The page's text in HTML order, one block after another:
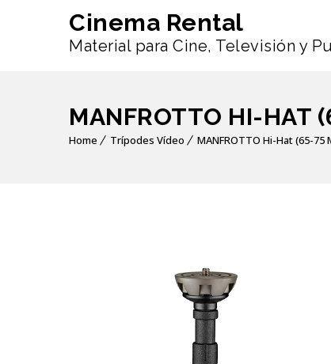
Cinema Rental
Material para Cine, Televisión y
MANFROTTO HI-HAT
Home Trípodes Vídeo MANFROTTO Hi-Hat (65-75